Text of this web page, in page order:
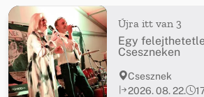
Újra itt van 3
Egy
Cseszneken
Csesznek
2026. 08. 22.